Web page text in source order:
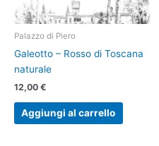
Palazzo di Piero
Galeotto – Rosso di Toscana
naturale
12,00 €
Aggiungi al carrello